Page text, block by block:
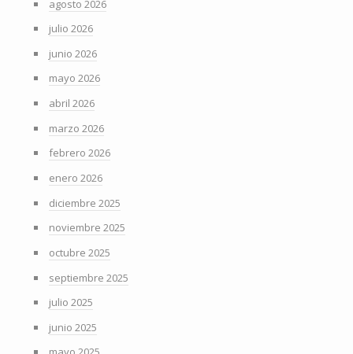
agosto 2026
julio 2026
junio 2026
mayo 2026
abril 2026
marzo 2026
febrero 2026
enero 2026
diciembre 2025
noviembre 2025
octubre 2025
septiembre 2025
julio 2025
junio 2025